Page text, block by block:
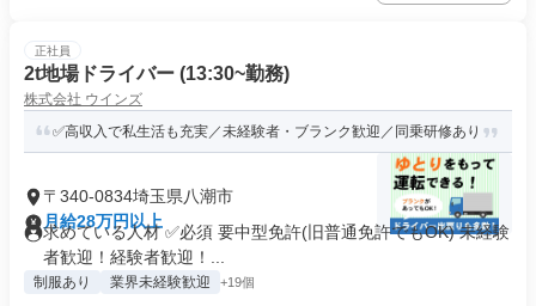
正社員
2t地場ドライバー (13:30~勤務)
株式会社 ウインズ
✅高収入で私生活も充実／未経験者・ブランク歓迎／同乗研修あり
〒340-0834埼玉県八潮市
月給28万円以上
求めている人材 ✅必須 要中型免許(旧普通免許でもOK) 未経験
者歓迎！経験者歓迎！...
制服あり 業界未経験歓迎 +19個